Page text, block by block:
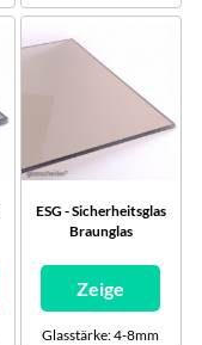
ESG - Sicherheitsglas
Braunglas
Zeige
Glasstärke: 4-8mm